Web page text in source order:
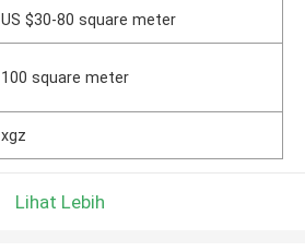
US $30-80 square meter
100 square meter
xgz
Lihat Lebih